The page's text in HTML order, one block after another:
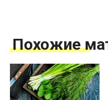
Похожие